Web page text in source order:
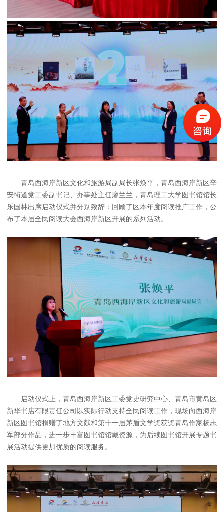
青岛西海岸新区文化和旅游局副局长张焕平，青岛西海岸新区辛
安街道党工委副书记、办事处主任廖兰兰，青岛理工大学图书馆馆长
乐国林出席启动仪式并分别致辞：回顾了区本年度阅读推广工作，公
布了本届全民阅读大会西海岸新区开展的系列活动。
启动仪式上，青岛西海岸新区工委党史研究中心、青岛市黄岛区
新华书店有限责任公司以实际行动支持全民阅读工作，现场向西海岸
新区图书馆捐赠了地方文献和第十一届茅盾文学奖获奖青岛作家杨志
军部分作品，进一步丰富图书馆馆藏资源，为后续图书馆开展专题书
展活动提供更加优质的阅读服务。